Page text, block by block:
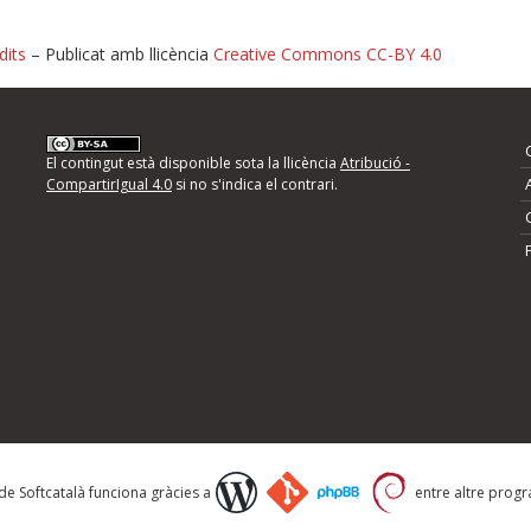
d'errors
següents i descriviu quina és la millora que
– Publicat amb llicència Creative Commons CC-BY 4.0
El contingut està disponible sota la llicència Atribució -
CompartirIgual 4.0si no s'indica el contrari.
Softcatalà funciona gràcies a entre altre